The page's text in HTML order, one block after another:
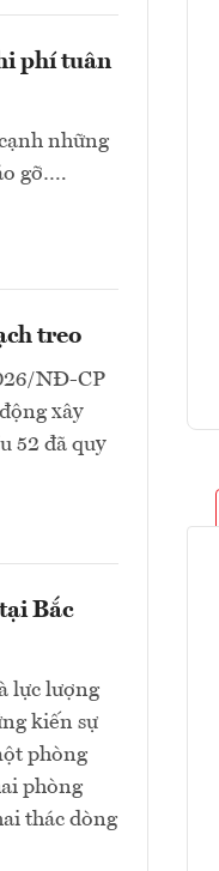
phí tuân
những
gỡ….
treo
NĐ-CP
xây
52 đã quy
Bắc
lực lượng
kiến sự
phòng
phòng
thác dòngAskonomy